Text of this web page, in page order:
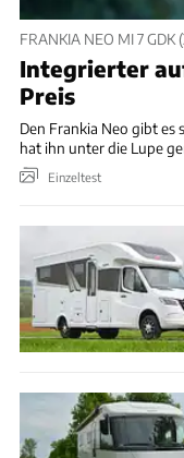
FRANKIA NEO MI 7 GDK
Integrierter
Preis
Den Frankia Neo gibt es
hat ihn unter die Lupe
Einzeltest